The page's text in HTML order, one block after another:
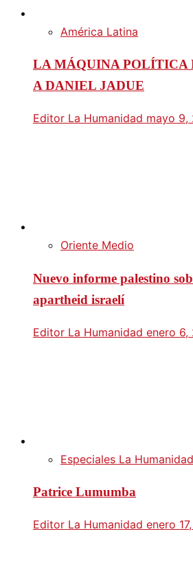
América Latina
LA MÁQUINA POLÍTICA
A DANIEL JADUE
Editor La Humanidad mayo 9,
Oriente Medio
Nuevo informe palestino
apartheid israelí
Editor La Humanidad enero 6,
Especiales La Humanidad
Patrice Lumumba
Editor La Humanidad enero